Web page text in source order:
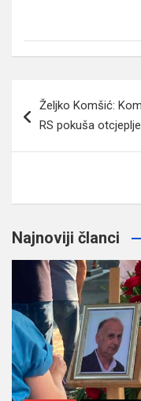
članaka
Željko Komšić:
RS pokuša
Najnoviji članci